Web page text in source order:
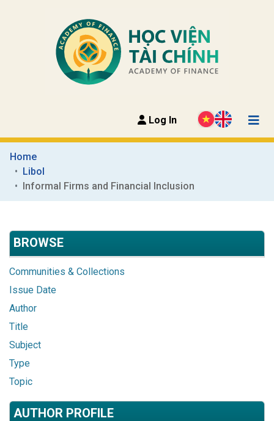
Log In
Home
Libol
Informal Firms and Financial Inclusion
BROWSE
Communities & Collections
Issue Date
Author
Title
Subject
Type
Topic
AUTHOR PROFILE